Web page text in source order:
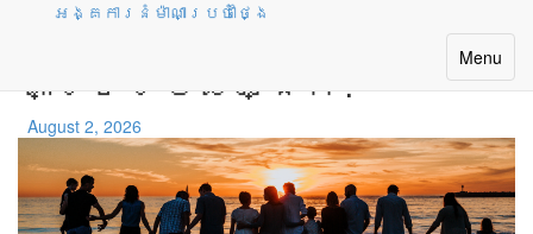
អង្គការនំម៉ាណាប្រចាំថ្ងៃ
Toggle
Menu
តើនរណាខ្លះត្រូវការការ
គាំទ្ររបស់អ្នក?
August 2, 2026